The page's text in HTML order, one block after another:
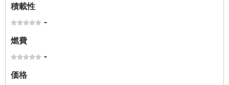
積載性
-
燃費
-
価格